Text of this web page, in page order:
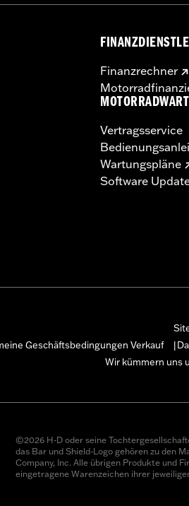
Finanzrechner
Vertragsservice
Wartungspläne
Software
Geschäftsbedingungen Verkauf
Wir kümmern uns
©2026 H-D oder seine
das Bar und Shield-Logo gehören zu den
Company, Inc. Alle übrigen Produkte und
eingetragene Warenzeichen ihrer